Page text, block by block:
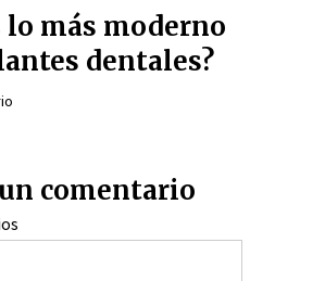
lo más moderno
dentales?
comentario